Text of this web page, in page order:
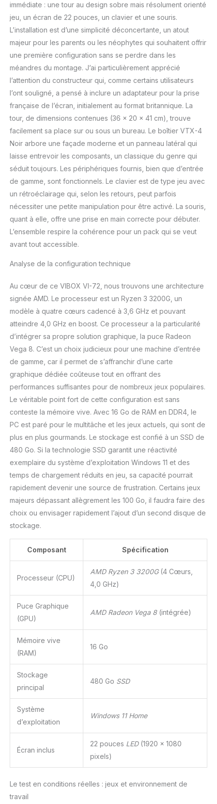
souris LED, Adaptateur
USB Wi-Fi 6 AX900 et
Bluetooth 5.4 avec prise
en charge bi-bande : 300
Mbit/s sur 2,4 GHz et
jusqu’à 600 Mbit/s sur 5
GHz
immédiate : une tour au design sobre mais résolument orienté
jeu, un écran de 22 pouces, un clavier et une souris.
L’installation est d’une simplicité déconcertante, un atout
majeur pour les parents ou les néophytes qui souhaitent offrir
une première configuration sans se perdre dans les
méandres du montage. J’ai particulièrement apprécié
l’attention du constructeur qui, comme certains utilisateurs
l’ont souligné, a pensé à inclure un adaptateur pour la prise
française de l’écran, initialement au format britannique. La
tour, de dimensions contenues (36 x 20 x 41 cm), trouve
facilement sa place sur ou sous un bureau. Le boîtier VTX-4
Noir arbore une façade moderne et un panneau latéral qui
laisse entrevoir les composants, un classique du genre qui
séduit toujours. Les périphériques fournis, bien que d’entrée
de gamme, sont fonctionnels. Le clavier est de type jeu avec
un rétroéclairage qui, selon les retours, peut parfois
nécessiter une petite manipulation pour être activé. La souris,
quant à elle, offre une prise en main correcte pour débuter.
L’ensemble respire la cohérence pour un pack qui se veut
avant tout accessible.
Analyse de la configuration technique
Au cœur de ce VIBOX VI-72, nous trouvons une architecture
signée AMD. Le processeur est un Ryzen 3 3200G, un
modèle à quatre cœurs cadencé à 3,6 GHz et pouvant
atteindre 4,0 GHz en boost. Ce processeur a la particularité
d’intégrer sa propre solution graphique, la puce Radeon
Vega 8. C’est un choix judicieux pour une machine d’entrée
de gamme, car il permet de s’affranchir d’une carte
graphique dédiée coûteuse tout en offrant des
performances suffisantes pour de nombreux jeux populaires.
Le véritable point fort de cette configuration est sans
conteste la mémoire vive. Avec 16 Go de RAM en DDR4, le
PC est paré pour le multitâche et les jeux actuels, qui sont de
plus en plus gourmands. Le stockage est confié à un SSD de
480 Go. Si la technologie SSD garantit une réactivité
exemplaire du système d’exploitation Windows 11 et des
temps de chargement réduits en jeu, sa capacité pourrait
rapidement devenir une source de frustration. Certains jeux
majeurs dépassant allègrement les 100 Go, il faudra faire des
choix ou envisager rapidement l’ajout d’un second disque de
stockage.
Composant Spécification
Processeur (CPU)
AMD Ryzen 3 3200G(4 Cœurs,
4,0 GHz)
Puce Graphique
(GPU)
AMD Radeon Vega 8(intégrée)
Mémoire vive
(RAM)
16 Go
Stockage
principal
480 Go SSD
Système
d’exploitation
Windows 11 Home
Écran inclus
22 pouces LED(1920 x 1080
pixels)
Le test en conditions réelles : jeux et environnement de
travail